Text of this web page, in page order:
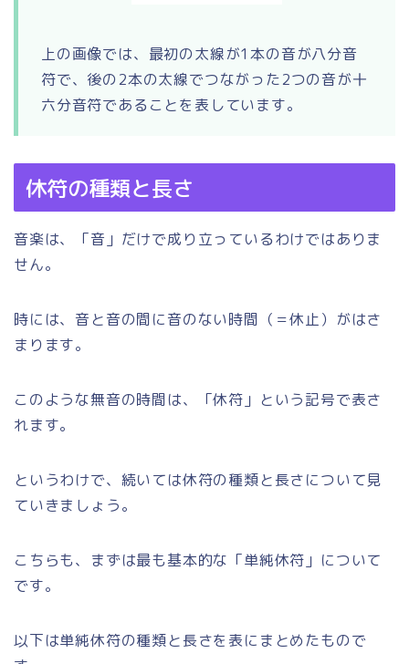
上の画像では、最初の太線が1本の音が八分音
符で、後の2本の太線でつながった2つの音が十
六分音符であることを表しています。
休符の種類と長さ
音楽は、「音」だけで成り立っているわけではありま
せん。
時には、音と音の間に音のない時間（＝休止）がはさ
まります。
このような無音の時間は、「休符」という記号で表さ
れます。
というわけで、続いては休符の種類と長さについて見
ていきましょう。
こちらも、まずは最も基本的な「単純休符」について
です。
以下は単純休符の種類と長さを表にまとめたもので